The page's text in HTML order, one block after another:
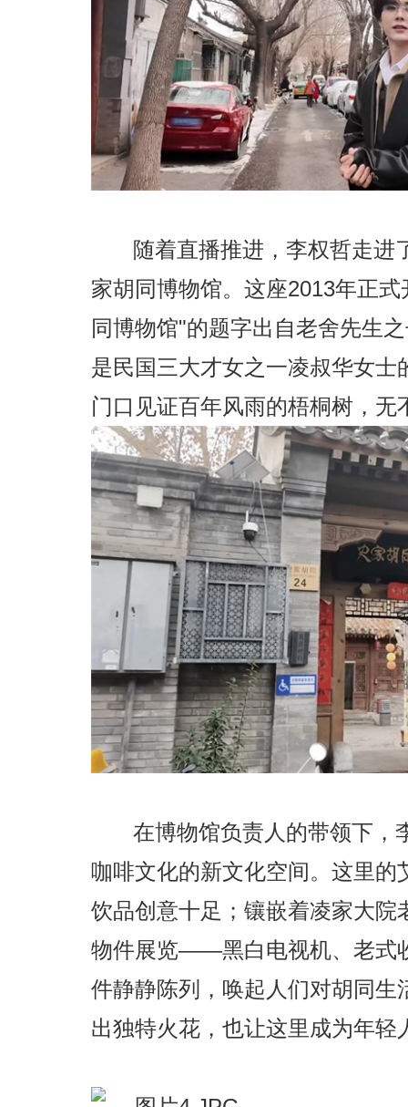
随着直播推进，李权哲走进
家胡同博物馆。这座2013年正
同博物馆"的题字出自老舍先生
是民国三大才女之一凌叔华女
门口见证百年风雨的梧桐树，无
在博物馆负责人的带领下，
咖啡文化的新文化空间。这里
饮品创意十足；镶嵌着凌家大
物件展览——黑白电视机、老式
件静静陈列，唤起人们对胡同
出独特火花，也让这里成为年轻